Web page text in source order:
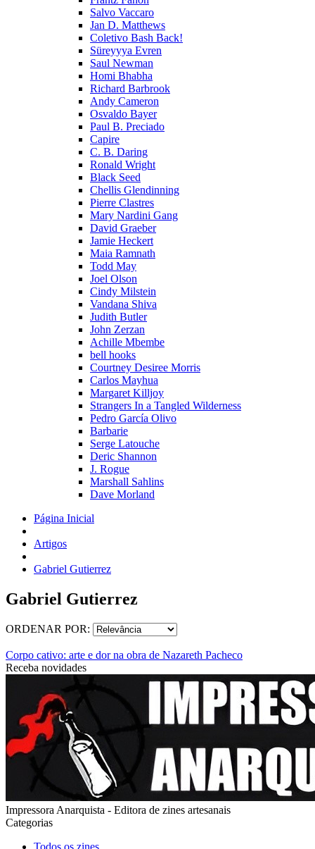
Salvo Vaccaro
Jan D. Matthews
Coletivo Bash Back!
Süreyyya Evren
Saul Newman
Homi Bhabha
Richard Barbrook
Andy Cameron
Osvaldo Bayer
Paul B. Preciado
Capire
C. B. Daring
Ronald Wright
Black Seed
Chellis Glendinning
Pierre Clastres
Mary Nardini Gang
David Graeber
Jamie Heckert
Maia Ramnath
Todd May
Joel Olson
Cindy Milstein
Vandana Shiva
Judith Butler
John Zerzan
Achille Mbembe
bell hooks
Courtney Desiree Morris
Carlos Mayhua
Margaret Killjoy
Strangers In a Tangled Wilderness
Pedro García Olivo
Barbarie
Serge Latouche
Deric Shannon
J. Rogue
Marshall Sahlins
Dave Morland
Página Inicial
Artigos
Gabriel Gutierrez
Gabriel Gutierrez
ORDENAR POR:
Corpo cativo: arte e dor na obra de Nazareth Pacheco
Receba novidades
Impressora Anarquista - Editora de zines artesanais
Categorias
Todos os zines